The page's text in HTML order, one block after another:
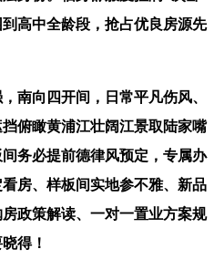
高中全龄段，抢占优良房源先
向四开间，日常平凡伤风、
俯瞰黄浦江壮阔江景取陆家嘴
务必提前德律风预定，专属办
房、样板间实地参不雅、新品
政策解读、一对一置业方案规
得！